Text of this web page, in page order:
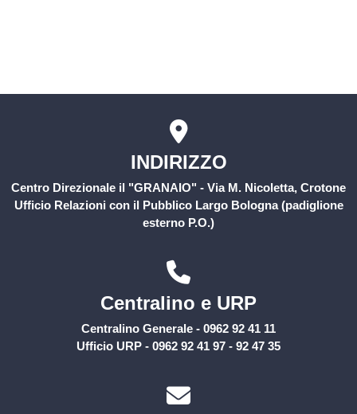
INDIRIZZO
Centro Direzionale il "GRANAIO" - Via M. Nicoletta, Crotone
Ufficio Relazioni con il Pubblico Largo Bologna (padiglione
esterno P.O.)
Centralino e URP
Centralino Generale - 0962 92 41 11
Ufficio URP - 0962 92 41 97 - 92 47 35